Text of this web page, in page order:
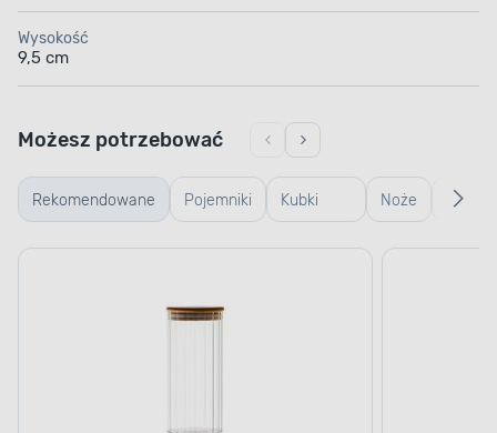
Wysokość
9,5 cm
Rekomendowane Pojemniki
szklane
Kubki
termiczne
Noże Koszyki
Możesz potrzebować